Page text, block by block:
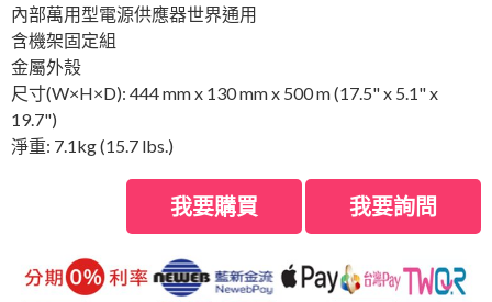
內部萬用型電源供應器世界通用
含機架固定組
金屬外殼
尺寸(W×H×D): 444 mm x 130 mm x 500 m (17.5" x 5.1" x
19.7")
淨重: 7.1kg (15.7 lbs.)
我要購買 我要詢問